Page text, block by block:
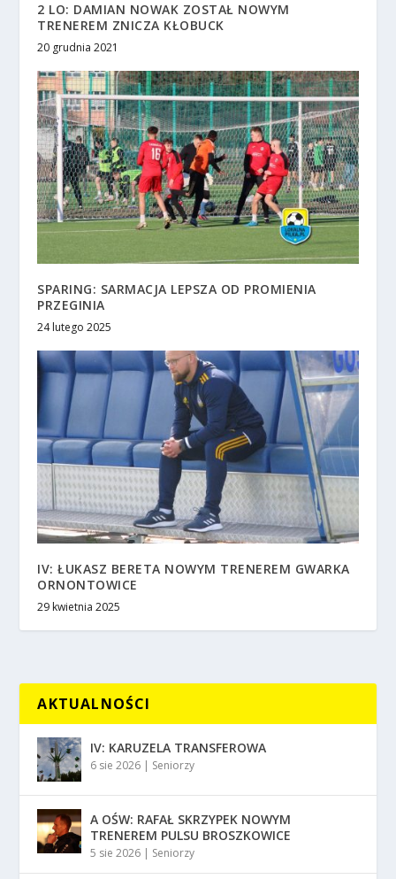
2 LO: DAMIAN NOWAK ZOSTAŁ NOWYM
TRENEREM ZNICZA KŁOBUCK
20 grudnia 2021
SPARING: SARMACJA LEPSZA OD PROMIENIA
PRZEGINIA
24 lutego 2025
IV: ŁUKASZ BERETA NOWYM TRENEREM GWARKA
ORNONTOWICE
29 kwietnia 2025
AKTUALNOŚCI
IV: KARUZELA TRANSFEROWA
6 sie 2026 | Seniorzy
A OŚW: RAFAŁ SKRZYPEK NOWYM
TRENEREM PULSU BROSZKOWICE
5 sie 2026 | Seniorzy